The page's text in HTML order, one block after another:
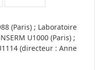
(Paris) ; Laboratoire
U1000 (Paris) ;
(directeur : Anne